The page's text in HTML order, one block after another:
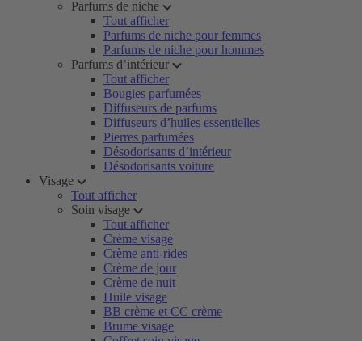
Parfums de niche
Tout afficher
Parfums de niche pour femmes
Parfums de niche pour hommes
Parfums d’intérieur
Tout afficher
Bougies parfumées
Diffuseurs de parfums
Diffuseurs d’huiles essentielles
Pierres parfumées
Désodorisants d’intérieur
Désodorisants voiture
Visage
Tout afficher
Soin visage
Tout afficher
Crème visage
Crème anti-rides
Crème de jour
Crème de nuit
Huile visage
BB crème et CC crème
Brume visage